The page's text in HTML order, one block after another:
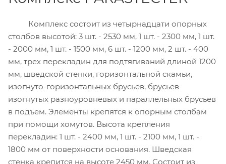
Комплекс состоит из четырнадцати опорных
столбов высотой: 3 шт. - 2530 мм, 1 шт. - 2300 мм, 1 шт.
- 2000 мм, 1 шт. - 1500 мм, 6 шт. - 1200 мм, 2 шт. - 400
мм, трех перекладин для подтягиваний длиной 1200
мм, шведской стенки, горизонтальной скамьи,
изогнуто-горизонтальных брусьев, брусьев
изогнутых разноуровневых и параллельных брусьев
в подъем. Элементы крепятся к опорным столбам
при помощи хомутов. Высота крепления
перекладин: 1 шт. - 2400 мм, 1 шт. - 2100 мм, 1 шт. -
1800 мм от поверхности основания. Шведская
стенка крепится на высоте 2450 мм. Состоит из